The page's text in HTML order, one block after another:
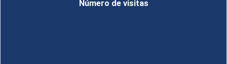
Número de visitas